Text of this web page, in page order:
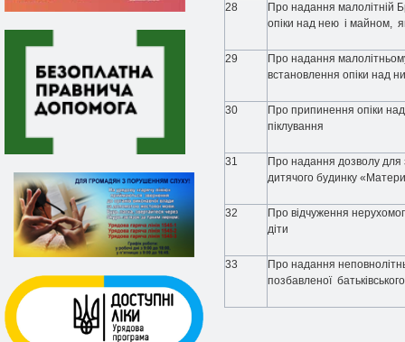
28
Про надання малолітній
опіки над нею і майном,
29
Про надання
встановлення опіки над
30
Про припинення опіки над
піклування
31
Про надання дозволу для
дитячого будинку
32
Про відчуження
діти
33
Про надання
позбавленої